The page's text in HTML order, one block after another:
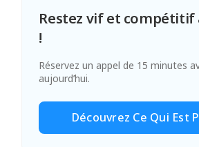
Restez vif et compétitif
!
Réservez un appel de 15 minutes
aujourd’hui.
Découvrez Ce Qui Est